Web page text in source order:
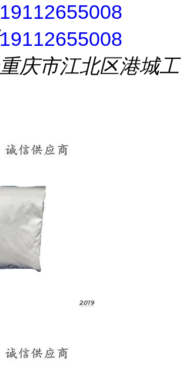
19112655008
19112655008
重庆市江北区港城工